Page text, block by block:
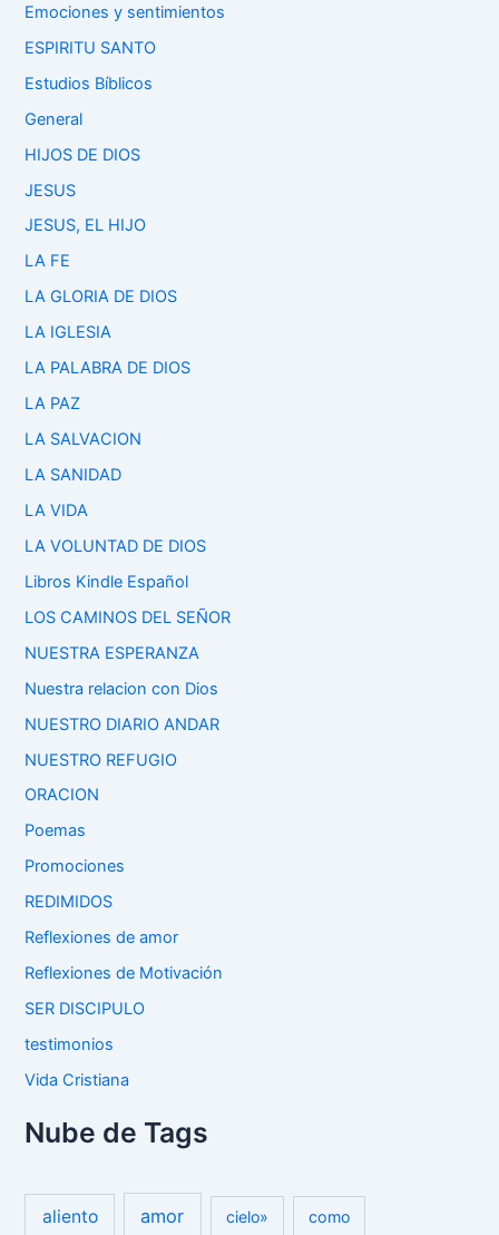
Emociones y sentimientos
ESPIRITU SANTO
Estudios Bíblicos
General
HIJOS DE DIOS
JESUS
JESUS, EL HIJO
LA FE
LA GLORIA DE DIOS
LA IGLESIA
LA PALABRA DE DIOS
LA PAZ
LA SALVACION
LA SANIDAD
LA VIDA
LA VOLUNTAD DE DIOS
Libros Kindle Español
LOS CAMINOS DEL SEÑOR
NUESTRA ESPERANZA
Nuestra relacion con Dios
NUESTRO DIARIO ANDAR
NUESTRO REFUGIO
ORACION
Poemas
Promociones
REDIMIDOS
Reflexiones de amor
Reflexiones de Motivación
SER DISCIPULO
testimonios
Vida Cristiana
Nube de Tags
aliento amor cielo» como